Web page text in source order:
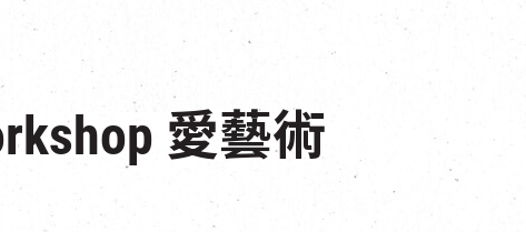
愛藝術